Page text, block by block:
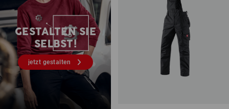
GESTALTEN SIE
SELBST!
jetzt gestalten